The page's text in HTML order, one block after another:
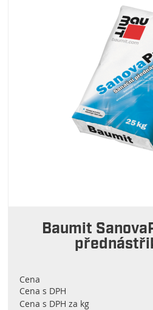
Baumit
Cena
Cena s DPH
Cena s DPH za kg